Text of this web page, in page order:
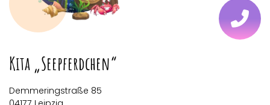
Kita „Seepferdchen“
Demmeringstraße 85